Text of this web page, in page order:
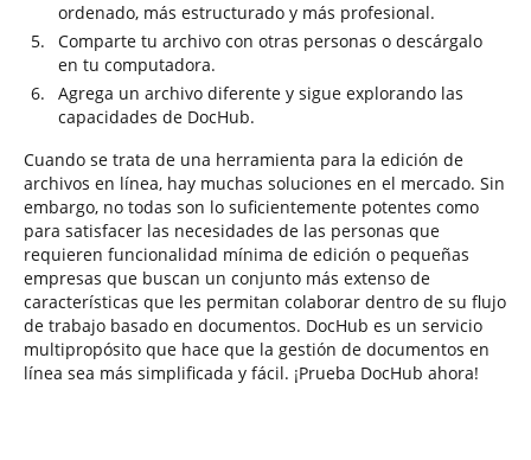
ordenado, más estructurado y más profesional.
Comparte tu archivo con otras personas o descárgalo
en tu computadora.
Agrega un archivo diferente y sigue explorando las
capacidades de DocHub.
Cuando se trata de una herramienta para la edición de
archivos en línea, hay muchas soluciones en el mercado. Sin
embargo, no todas son lo suficientemente potentes como
para satisfacer las necesidades de las personas que
requieren funcionalidad mínima de edición o pequeñas
empresas que buscan un conjunto más extenso de
características que les permitan colaborar dentro de su flujo
de trabajo basado en documentos. DocHub es un servicio
multipropósito que hace que la gestión de documentos en
línea sea más simplificada y fácil. ¡Prueba DocHub ahora!